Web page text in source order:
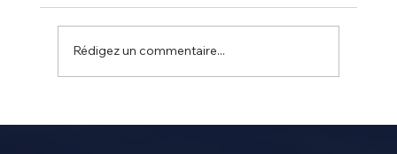
Rédigez un commentaire...